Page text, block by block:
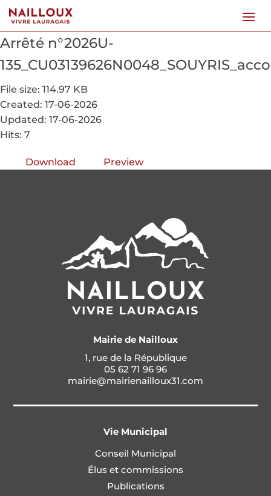
Arrêté n°2026U-
File size: 114.97 KB
Created: 17-06-2026
Updated: 17-06-2026
Hits: 7
Download Preview
Mairie de Nailloux
1, rue de la République
05 62 71 96 96
mairie@mairienailloux31.com
Vie Municipal
Conseil Municipal
Élus et commissions
Publications